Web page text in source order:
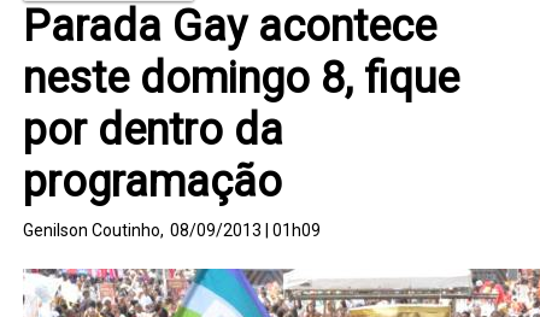
Parada Gay acontece
neste domingo 8, fique
por dentro da
programação
Genilson Coutinho, 08/09/2013 | 01h09